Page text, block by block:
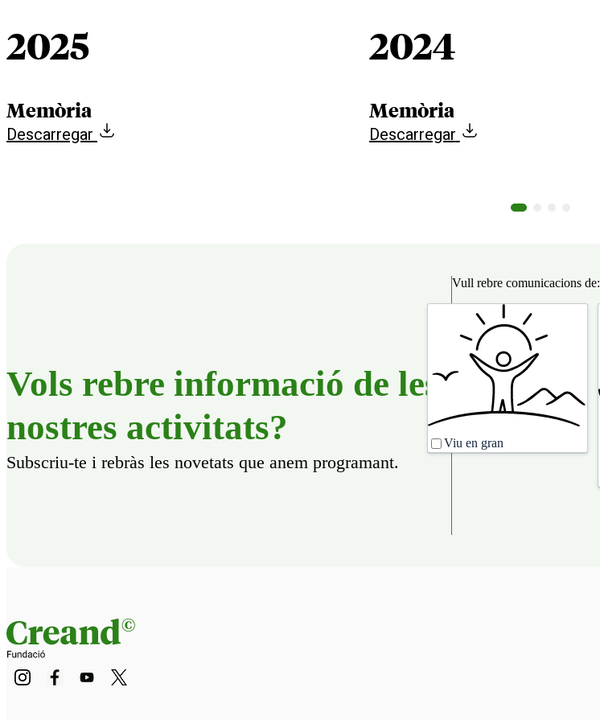
2025
Memòria
Descarregar
2024
Memòria
Descarregar
Vols rebre informació de les
nostres activitats?
Subscriu-te i rebràs les novetats que anem programant.
Vull rebre comunicacions de:
rebre
comunicacions
de:
Viu en gran